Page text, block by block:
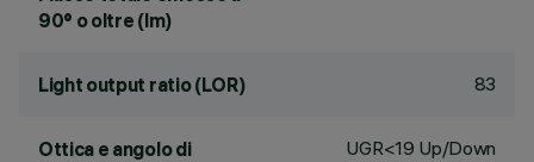
90° o oltre (lm)
Light output ratio (LOR) 83
Ottica e angolo di
UGR<19 Up/Down